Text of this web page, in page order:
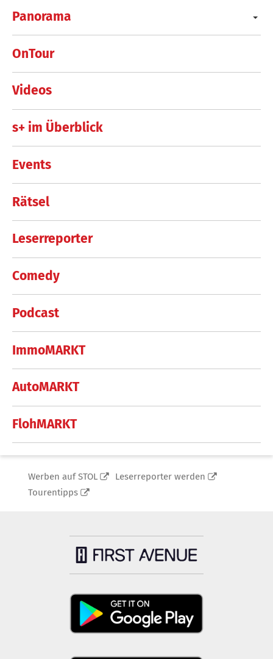
Panorama
OnTour
Videos
s+ im Überblick
Events
Rätsel
Leserreporter
Comedy
Podcast
ImmoMARKT
AutoMARKT
FlohMARKT
Werben auf STOL
Leserreporter werden
Tourentipps